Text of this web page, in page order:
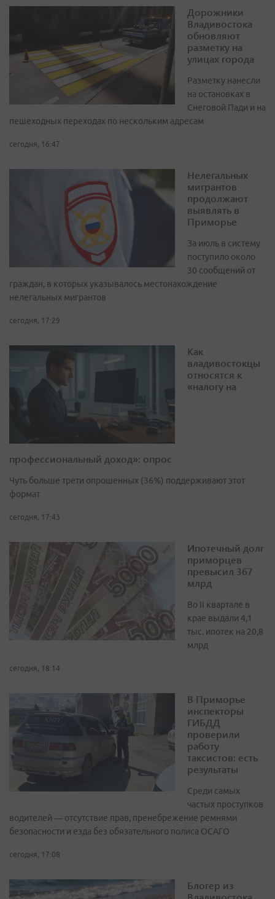
Дорожники
Владивостока
обновляют
разметку на
улицах города
Разметку нанесли
на остановках в
Снеговой Пади и на
пешеходных переходах по нескольким адресам
сегодня, 16:47
Нелегальных
мигрантов
продолжают
выявлять в
Приморье
За июль в систему
поступило около
30 сообщений от
граждан, в которых указывалось местонахождение
нелегальных мигрантов
сегодня, 17:29
Как
владивостокцы
относятся к
«налогу на
профессиональный доход»: опрос
Чуть больше трети опрошенных (36%) поддерживают этот
формат
сегодня, 17:43
Ипотечный долг
приморцев
превысил 367
млрд
Во II квартале в
крае выдали 4,1
тыс. ипотек на 20,8
млрд
сегодня, 18:14
В Приморье
инспекторы
ГИБДД
проверили
работу
таксистов: есть
результаты
Среди самых
частых проступков
водителей — отсутствие прав, пренебрежение ремнями
безопасности и езда без обязательного полиса ОСАГО
сегодня, 17:08
Блогер из